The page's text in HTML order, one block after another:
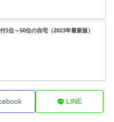
1位～50位の自宅（2023年最新版）
LINE